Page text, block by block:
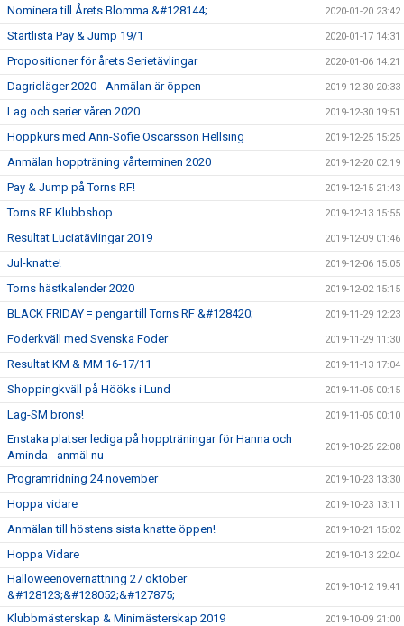
Nominera till Årets Blomma &#128144; 2020-01-20 23:42
Startlista Pay & Jump 19/1 2020-01-17 14:31
Propositioner för årets Serietävlingar 2020-01-06 14:21
Dagridläger 2020 - Anmälan är öppen 2019-12-30 20:33
Lag och serier våren 2020 2019-12-30 19:51
Hoppkurs med Ann-Sofie Oscarsson Hellsing 2019-12-25 15:25
Anmälan hoppträning vårterminen 2020 2019-12-20 02:19
Pay & Jump på Torns RF! 2019-12-15 21:43
Torns RF Klubbshop 2019-12-13 15:55
Resultat Luciatävlingar 2019 2019-12-09 01:46
Jul-knatte! 2019-12-06 15:05
Torns hästkalender 2020 2019-12-02 15:15
BLACK FRIDAY = pengar till Torns RF &#128420; 2019-11-29 12:23
Foderkväll med Svenska Foder 2019-11-29 11:30
Resultat KM & MM 16-17/11 2019-11-13 17:04
Shoppingkväll på Hööks i Lund 2019-11-05 00:15
Lag-SM brons! 2019-11-05 00:10
Enstaka platser lediga på hoppträningar för Hanna och
Aminda - anmäl nu
2019-10-25 22:08
Programridning 24 november 2019-10-23 13:30
Hoppa vidare 2019-10-23 13:11
Anmälan till höstens sista knatte öppen! 2019-10-21 15:02
Hoppa Vidare 2019-10-13 22:04
Halloweenövernattning 27 oktober
&#128123;&#128052;&#127875;
2019-10-12 19:41
Klubbmästerskap & Minimästerskap 2019 2019-10-09 21:00